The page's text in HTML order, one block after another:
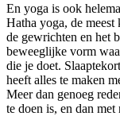
En yoga is ook
Hatha yoga, de
de gewrichten en het
beweeglijke vorm
die je doet.
heeft alles te maken
Meer dan genoeg
te doen is, en dan